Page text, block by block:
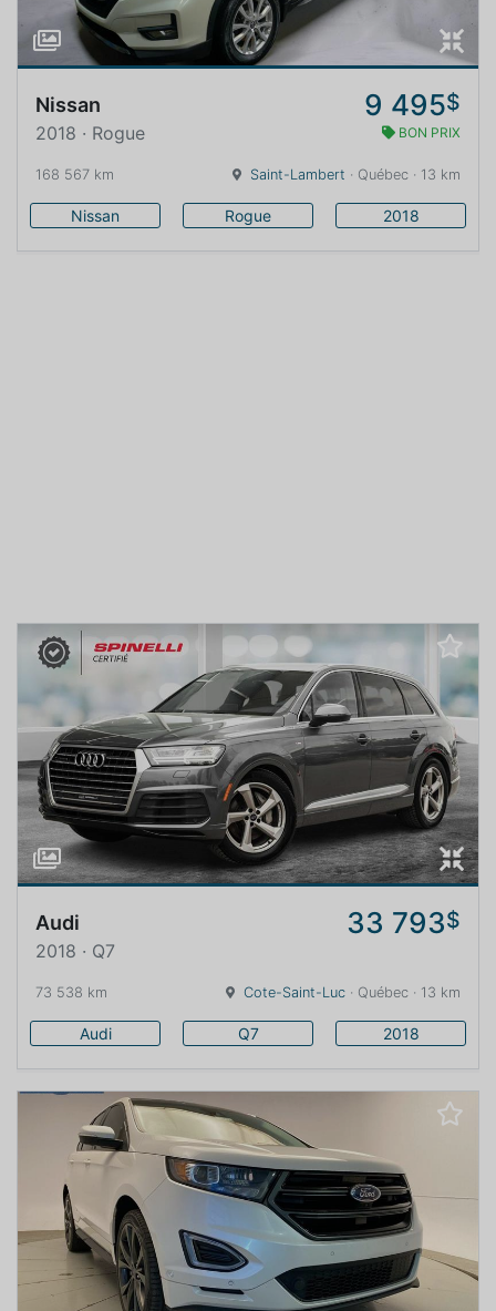
Nissan 9 495$
2018 · Rogue BON PRIX
168 567 km Saint-Lambert · Québec · 13 km
Nissan Rogue 2018
Audi 33 793$
2018 · Q7
73 538 km Cote-Saint-Luc · Québec · 13 km
Audi Q7 2018